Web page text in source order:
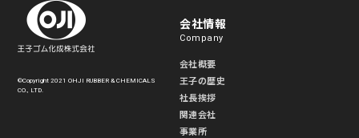
©Copyright 2021 OHJI RUBBER & CHEMICALS
CO., LTD.
会社情報
Company
会社概要
王子の歴史
社長挨拶
関連会社
事業所